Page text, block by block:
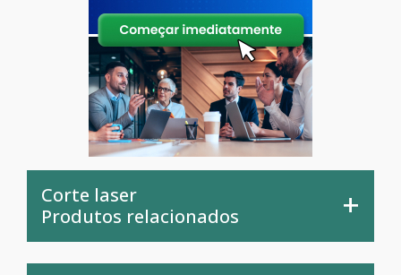
Corte laser
Produtos relacionados